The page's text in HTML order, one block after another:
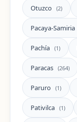
Otuzco (2)
Pacaya-Samiria
Pachía (1)
Paracas (264)
Paruro (1)
Pativilca (1)